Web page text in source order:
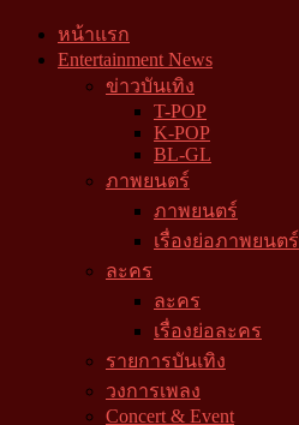
หน้าแรก
Entertainment News
ข่าวบันเทิง
T-POP
K-POP
BL-GL
ภาพยนตร์
ภาพยนตร์
เรื่องย่อภาพยนตร์
ละคร
ละคร
เรื่องย่อละคร
รายการบันเทิง
วงการเพลง
Concert & Event